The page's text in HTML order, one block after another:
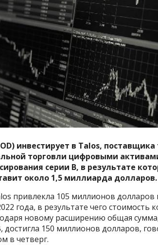
инвестирует в Talos,
торговли цифровыми
серии B, в результате
около 1,5 миллиарда долларов.
привлекла 105 миллионов
года, в результате чего стоимость
новому расширению общая
достигла 150 миллионов долларов,
в четверг.